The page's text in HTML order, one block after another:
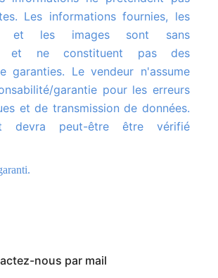
Les informations fournies, les
et les images sont sans
et ne constituent pas des
garanties. Le vendeur n'assume
garantie pour les erreurs
et de transmission de données.
devra peut-être être vérifié
nous par mail